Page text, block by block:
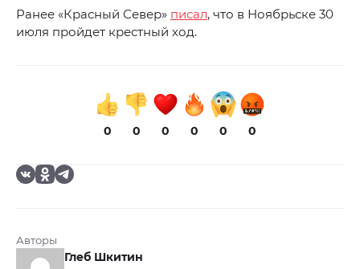
Ранее «Красный Север» писал, что в Ноябрьске 30
июля пройдет крестный ход.
0 0 0 0 0 0
Авторы
Глеб Шкитин